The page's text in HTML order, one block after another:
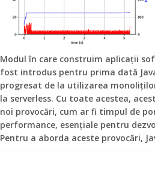
Modul în care construim aplicații
fost introdus pentru prima dată
progresat de la utilizarea
la serverless. Cu toate acestea,
noi provocări, cum ar fi timpul de
performance, esențiale pentru
Pentru a aborda aceste provocări,